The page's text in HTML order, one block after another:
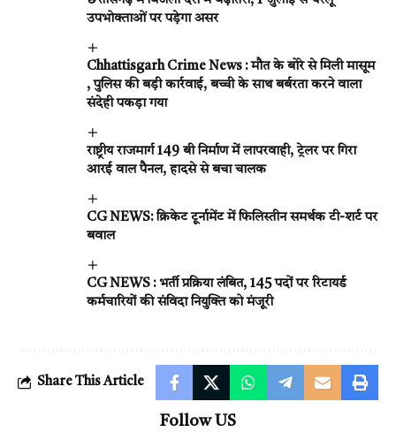
उपभोक्ताओं पर पड़ेगा असर
Chhattisgarh Crime News : मौत के बोरे से मिली मासूम
, पुलिस की बड़ी कार्रवाई, बच्ची के साथ बर्बरता करने वाला
संदेही पकड़ा गया
राष्ट्रीय राजमार्ग 149 बी निर्माण में लापरवाही, ट्रेलर पर गिरा
आरई वाल पैनल, हादसे से बचा चालक
CG NEWS: क्रिकेट टूर्नामेंट में फिलिस्तीन समर्थक टी-शर्ट पर
बवाल
CG NEWS : भर्ती प्रक्रिया लंबित, 145 पदों पर रिटायर्ड
कर्मचारियों की संविदा नियुक्ति को मंजूरी
Share This Article
Follow US